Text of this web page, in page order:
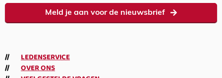
Meld je aan voor de nieuwsbrief
LEDENSERVICE
OVER ONS